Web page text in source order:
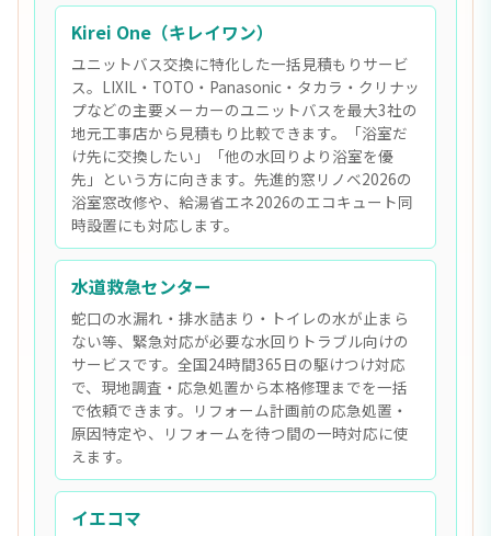
Kirei One（キレイワン）
ユニットバス交換に特化した一括見積もりサービ
ス。LIXIL・TOTO・Panasonic・タカラ・クリナッ
プなどの主要メーカーのユニットバスを最大3社の
地元工事店から見積もり比較できます。「浴室だ
け先に交換したい」「他の水回りより浴室を優
先」という方に向きます。先進的窓リノベ2026の
浴室窓改修や、給湯省エネ2026のエコキュート同
時設置にも対応します。
水道救急センター
蛇口の水漏れ・排水詰まり・トイレの水が止まら
ない等、緊急対応が必要な水回りトラブル向けの
サービスです。全国24時間365日の駆けつけ対応
で、現地調査・応急処置から本格修理までを一括
で依頼できます。リフォーム計画前の応急処置・
原因特定や、リフォームを待つ間の一時対応に使
えます。
イエコマ